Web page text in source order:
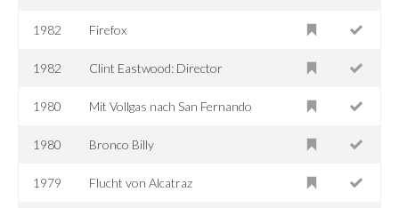
1982 Firefox
1982 Clint Eastwood: Director
1980 Mit Vollgas nach San Fernando
1980 Bronco Billy
1979 Flucht von Alcatraz